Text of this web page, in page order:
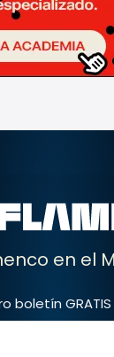
en el
boletín GRATIS